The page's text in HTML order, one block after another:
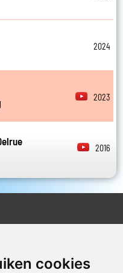
cookies
2024
2023
2016